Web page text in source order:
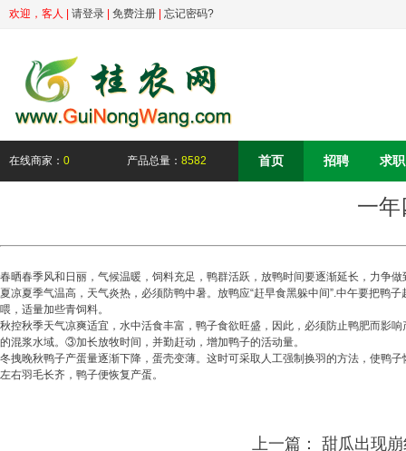
欢迎， 客人 请登录 免费注册 忘记密码?
在线商家： 0 产品总量： 8582 首页 招聘 求职
一
春晒春季风和日丽，气候温暖，饲料充足，鸭群活跃，放鸭时间要逐渐延长，力争
夏凉夏季气温高，天气炎热，必须防鸭中暑。放鸭应“赶早食黑躲中间”.中午要把鸭
喂，适量加些青饲料。
秋控秋季天气凉爽适宜，水中活食丰富，鸭子食欲旺盛，因此，必须防止鸭肥而
的混浆水域。③加长放牧时间，并勤赶动，增加鸭子的活动量。
冬拽晚秋鸭子产蛋量逐渐下降，蛋壳变薄。这时可采取人工强制换羽的方法，使鸭
左右羽毛长齐，鸭子便恢复产蛋。
上一篇： 甜瓜出现